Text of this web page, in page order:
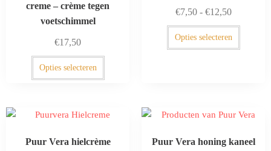
creme – crème tegen
voetschimmel
€17,50
Opties selecteren
€7,50 - €12,50
Opties selecteren
Puur Vera hielcrème
Puur Vera honing kaneel